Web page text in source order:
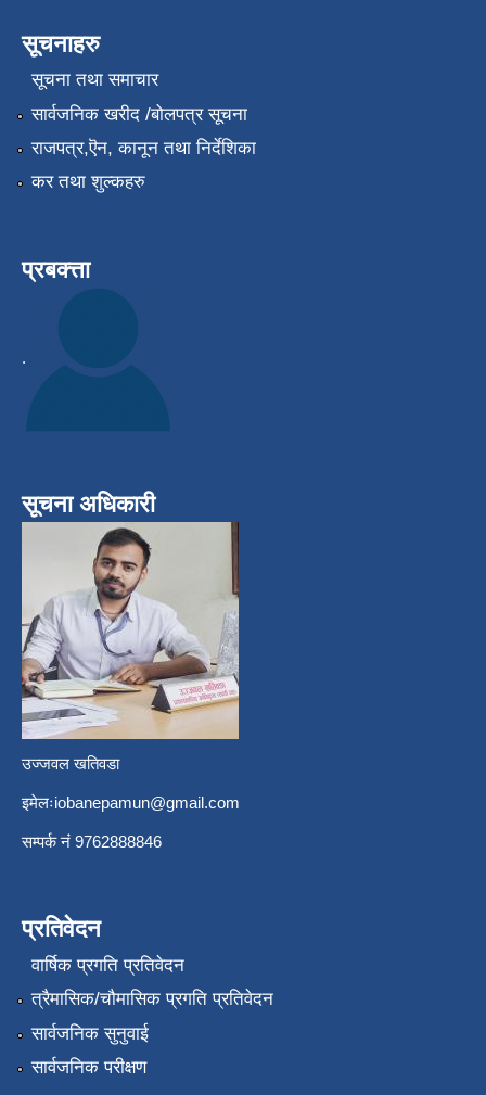
सूचनाहरु
सूचना तथा समाचार
सार्वजनिक खरीद /बोलपत्र सूचना
राजपत्र,ऎन, कानून तथा निर्देशिका
कर तथा शुल्कहरु
प्रबक्त्ता
.
सूचना अधिकारी
उज्जवल खतिवडा
इमेलःiobanepamun@gmail.com
सम्पर्क नंं 9762888846
प्रतिवेदन
वार्षिक प्रगति प्रतिवेदन
त्रैमासिक/चौमासिक प्रगति प्रतिवेदन
सार्वजनिक सुनुवाई
सार्वजनिक परीक्षण